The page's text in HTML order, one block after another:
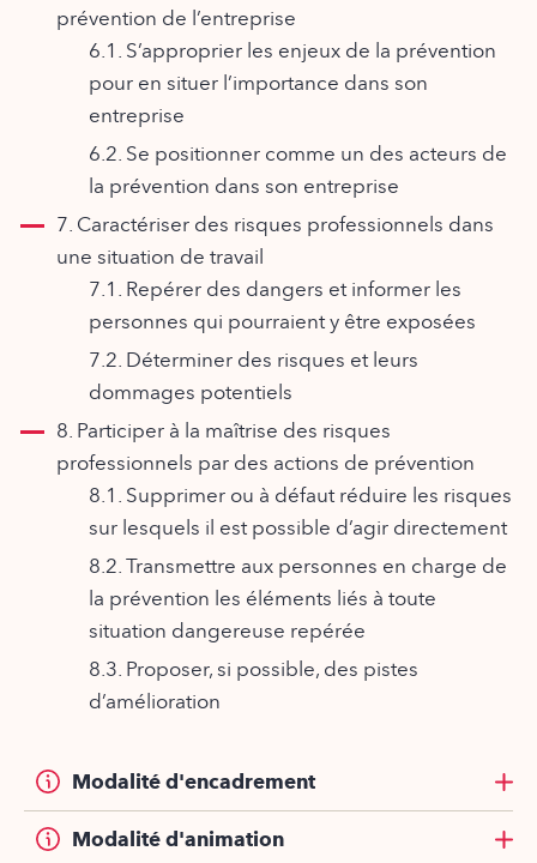
prévention de l’entreprise
6.1. S’approprier les enjeux de la prévention
pour en situer l’importance dans son
entreprise
6.2. Se positionner comme un des acteurs de
la prévention dans son entreprise
7. Caractériser des risques professionnels dans
une situation de travail
7.1. Repérer des dangers et informer les
personnes qui pourraient y être exposées
7.2. Déterminer des risques et leurs
dommages potentiels
8. Participer à la maîtrise des risques
professionnels par des actions de prévention
8.1. Supprimer ou à défaut réduire les risques
sur lesquels il est possible d’agir directement
8.2. Transmettre aux personnes en charge de
la prévention les éléments liés à toute
situation dangereuse repérée
8.3. Proposer, si possible, des pistes
d’amélioration
Modalité d'encadrement
Modalité d'animation